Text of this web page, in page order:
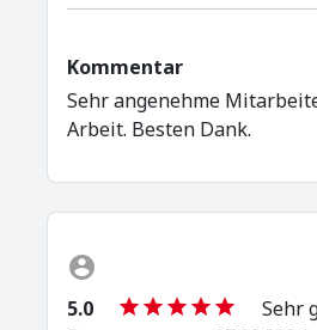
Kommentar
Sehr angenehme
Arbeit. Besten Dank.
5.0
Sehr